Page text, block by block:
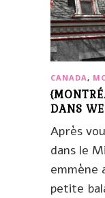
CANADA,
DANS
Après
dans le
emmène
petite